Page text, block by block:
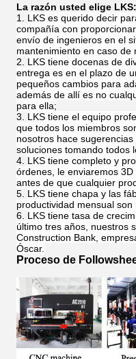
La razón usted elige LKS:
LKS es querido decir
compañía con
envío de ingenieros en el
mantenimiento en caso de
LKS tiene docenas de
entrega es en el plazo de
pequeños cambios para
además de allí es no
para ella;
LKS tiene el equipo
que todos los miembros
nosotros hace
soluciones tomando todos
LKS tiene completo y
órdenes, le enviaremos
antes de que cualquier
LKS tiene chapa y las
productividad mensual
LKS tiene tasa de
último tres años, nuestros
Construction Bank,
Óscar.
Proceso de